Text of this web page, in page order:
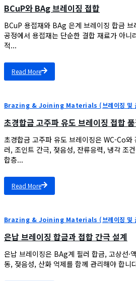
BCuP와 BAg 브레이징 접합
BCuP 용접재와 BAg 은계 브레이징 합금 브
공정에서 용접재는 단순한 결합 재료가 아니
적...
Read More
Brazing & Joining Materials (브레이징 및
초경합금 고주파 유도 브레이징 접합
초경합금 고주파 유도 브레이징은 WC-Co와
러, 조인트 간극, 젖음성, 잔류응력, 냉각 조
합층...
Read More
Brazing & Joining Materials (브레이징 및
은납 브레이징 합금과 접합 간극 설계
은납 브레이징은 BAg계 필러 합금, 고상선·
동, 젖음성, 산화 억제를 함께 관리해야 합니